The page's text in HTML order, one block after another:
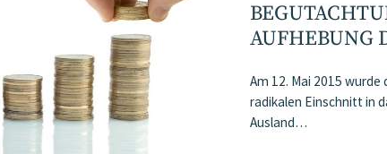
AUFHEBUNG
Am 12. Mai 2015
radikalen Einschnitt in
Ausland…